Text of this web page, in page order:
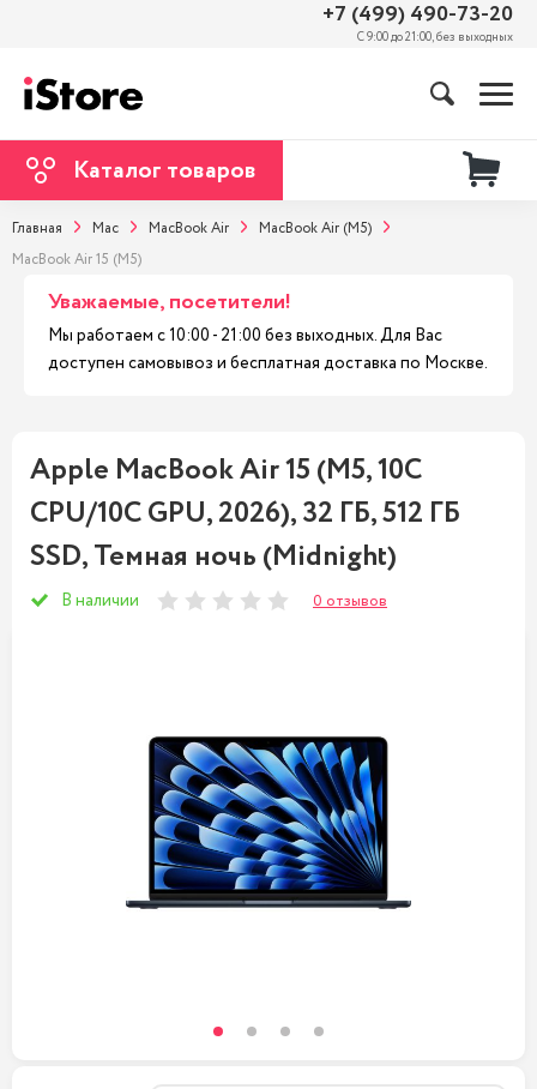
+7 (499) 490-73-20
С 9:00 до 21:00, без выходных
Каталог товаров
Главная Mac MacBook Air
MacBook Air (M5)
MacBook Air 15 (M5)
Уважаемые, посетители!
Мы работаем с 10:00 - 21:00 без выходных. Для Вас
доступен самовывоз и бесплатная доставка по Москве.
Apple MacBook Air 15 (M5, 10C
CPU/10C GPU, 2026), 32 ГБ, 512 ГБ
SSD, Темная ночь (Midnight)
В наличии 0 отзывов